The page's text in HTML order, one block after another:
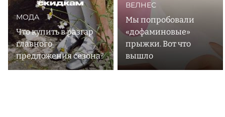
МОДА
Что купить в разгар
главного
предложения сезона?
ВЕЛНЕС
Мы попробовали
«дофаминовые»
прыжки. Вот что
вышло